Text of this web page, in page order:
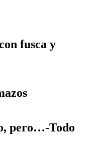
fusca y
pero…-Todo